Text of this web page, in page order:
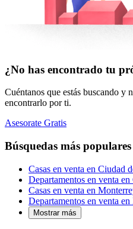
¿No has encontrado tu
Cuéntanos que estás buscando y
encontrarlo por ti.
Asesorate Gratis
Búsquedas más populares
Casas en venta en Ciudad
Departamentos en venta
Casas en venta en
Departamentos en venta
Mostrar más